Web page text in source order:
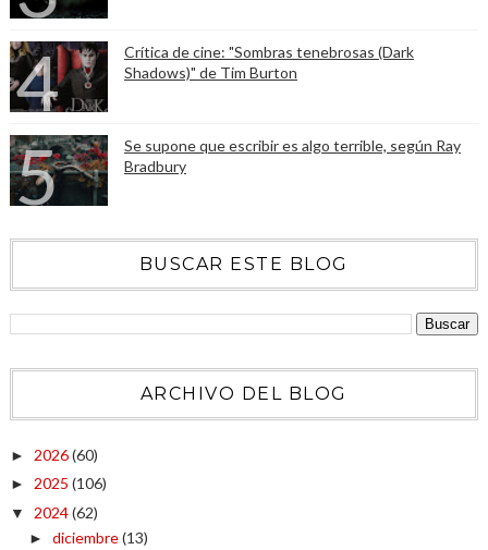
Crítica de cine: "Sombras tenebrosas (Dark
Shadows)" de Tim Burton
Se supone que escribir es algo terrible, según Ray
Bradbury
BUSCAR ESTE BLOG
ARCHIVO DEL BLOG
► 2026(60)
► 2025 (106)
▼ 2024(62)
► diciembre(13)